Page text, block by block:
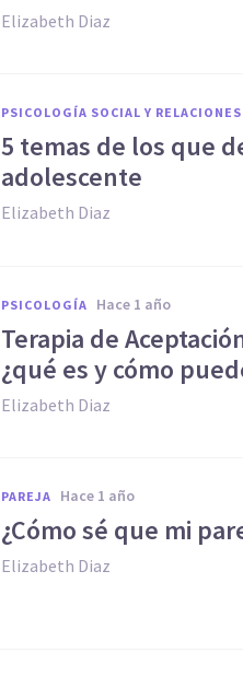
Elizabeth Diaz
PSICOLOGÍA SOCIAL Y
5 temas de los que
adolescente
Elizabeth Diaz
PSICOLOGÍA hace 1 año
Terapia de
¿qué es y cómo
Elizabeth Diaz
PAREJA hace 1 año
¿Cómo sé que mi
Elizabeth Diaz